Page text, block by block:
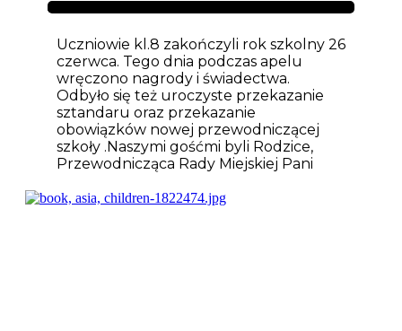
Aktualności
Uczniowie kl.8 zakończyli rok szkolny 26
czerwca. Tego dnia podczas apelu
wręczono nagrody i świadectwa.
Odbyło się też uroczyste przekazanie
sztandaru oraz przekazanie
obowiązków nowej przewodniczącej
szkoły .Naszymi gośćmi byli Rodzice,
Przewodnicząca Rady Miejskiej Pani